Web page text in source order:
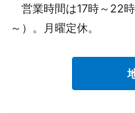
営業時間は17時～22
～）。月曜定休。